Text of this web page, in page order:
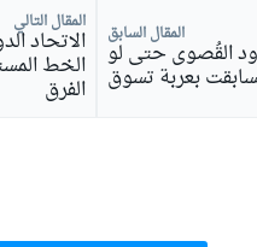
المقال السابق
القُصوى حتى لو
بعربة تسوق
المقال التالي
الاتحاد
الخط
الفرق